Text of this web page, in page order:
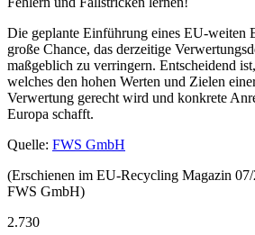
Die geplante Einführung eines EU-weiten
große Chance, das derzeitige
maßgeblich zu verringern. Entscheidend
welches den hohen Werten und Zielen
Verwertung gerecht wird und konkrete
Europa schafft.
Quelle: FWS GmbH
(Erschienen im EU-Recycling Magazin
FWS GmbH)
2.730